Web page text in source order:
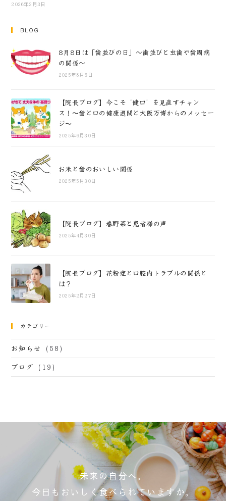
2026年2月3日
BLOG
8月8日は「歯並びの日」～歯並びと虫歯や歯周病
の関係～
2025年8月6日
【院長ブログ】今こそ“健口”を見直すチャン
ス！〜歯と口の健康週間と大阪万博からのメッセー
ジ〜
2025年6月30日
お米と歯のおいしい関係
2025年5月30日
【院長ブログ】春野菜と患者様の声
2025年4月30日
【院長ブログ】花粉症と口腔内トラブルの関係と
は？
2025年2月27日
カテゴリー
お知らせ (58)
ブログ (19)
未来の自分へ。
今日もおいしく食べられていますか。